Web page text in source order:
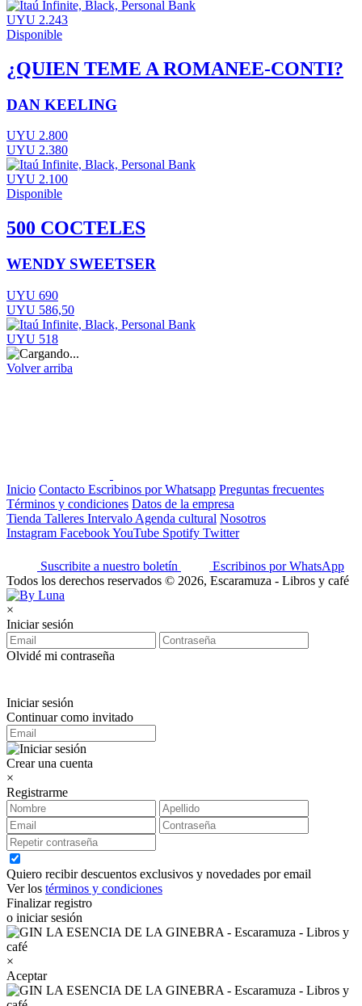
UYU 2.243
Disponible
¿QUIEN TEME A ROMANEE-CONTI?
DAN KEELING
UYU 2.800
UYU 2.380
UYU 2.100
Disponible
500 COCTELES
WENDY SWEETSER
UYU 690
UYU 586,50
UYU 518
Volver arriba
Inicio Contacto Escribinos por Whatsapp Preguntas frecuentes
Términos y condiciones Datos de la empresa
Tienda Talleres Intervalo Agenda cultural Nosotros
Instagram FacebookYouTube Spotify Twitter
Suscribite a nuestro boletín
Escribinos por WhatsApp
Todos los derechos reservados © 2026, Escaramuza - Libros y café
×
Iniciar sesión
Olvidé mi contraseña
Iniciar sesión
Continuar como invitado
Crear una cuenta
×
Registrarme
Quiero recibir descuentos exclusivos y novedades por email
Ver los términos y condiciones
Finalizar registro
o iniciar sesión
×
Aceptar